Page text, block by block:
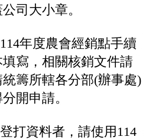
司大小章。
年度農會經銷點手續
寫，相關核銷文件請
籌所轄各分部(辦事處)
開申請。
打資料者，請使用114